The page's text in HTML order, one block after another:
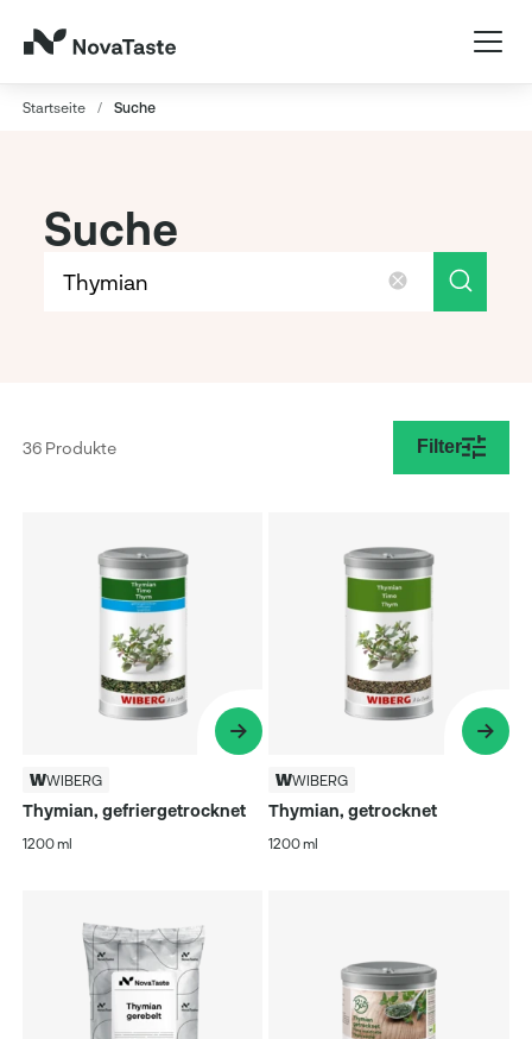
Startseite / Suche
Suche
36 Produkte Filter
WIBERG
Thymian, gefriergetrocknet
1200 ml
WIBERG
Thymian, getrocknet
1200 ml